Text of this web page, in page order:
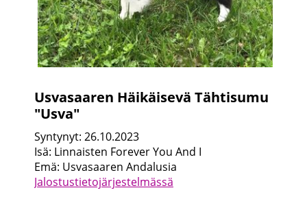
Usvasaaren Häikäisevä Tähtisumu
"Usva"
Syntynyt: 26.10.2023
Isä: Linnaisten Forever You And I
Emä: Usvasaaren Andalusia
Jalostustietojärjestelmässä